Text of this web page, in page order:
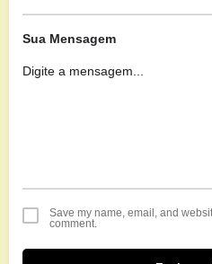
Sua Mensagem
Save my name, email, and
comment.